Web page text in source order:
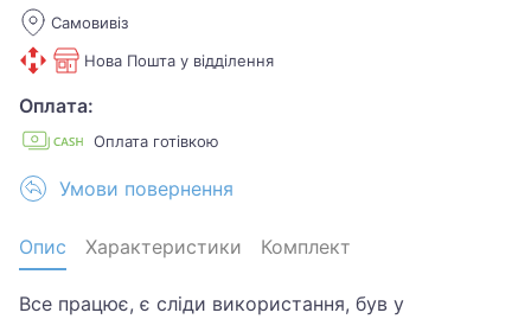
Самовивіз
Нова Пошта у відділення
Оплата:
Оплата готівкою
Умови повернення
Опис Характеристики Комплект
Все працює, є сліди використання, був у